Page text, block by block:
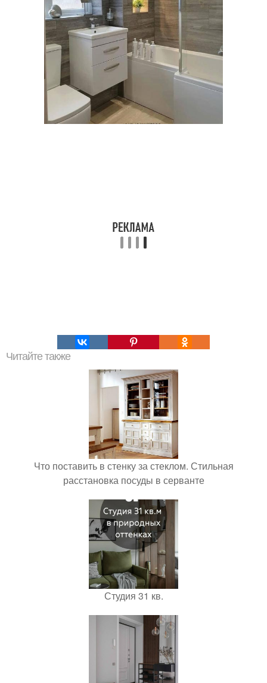
Читайте также
Что поставить в стенку за стеклом. Стильная
расстановка посуды в серванте
Студия 31 кв.